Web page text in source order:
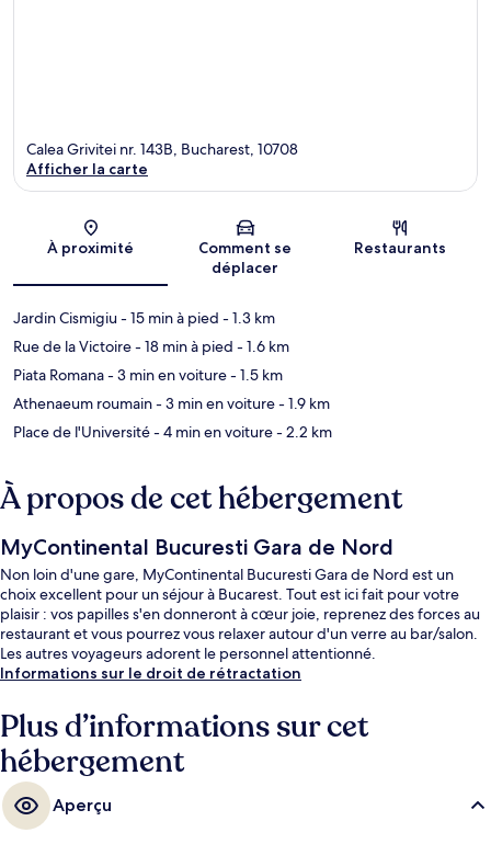
Carte
Calea Grivitei nr. 143B, Bucharest, 10708
Afficher la carte
À proximité
Comment se
déplacer
Restaurants
Jardin Cismigiu- 15 min à pied - 1.3 km
Rue de la Victoire- 18 min à pied - 1.6 km
Piata Romana- 3 min en voiture- 1.5 km
Athenaeum roumain- 3 min en voiture- 1.9 km
Place de l'Université- 4 min en voiture- 2.2 km
À propos de cet hébergement
MyContinental Bucuresti Gara de Nord
Non loin d'une gare, MyContinental Bucuresti Gara de Nord est un
choix excellent pour un séjour à Bucarest. Tout est ici fait pour votre
plaisir : vos papilles s'en donneront à cœur joie, reprenez des forces au
restaurant et vous pourrez vous relaxer autour d'un verre au bar/salon.
Les autres voyageurs adorent le personnel attentionné.
Informations sur le droit de rétractation
Plus d’informations sur cet
hébergement
Aperçu